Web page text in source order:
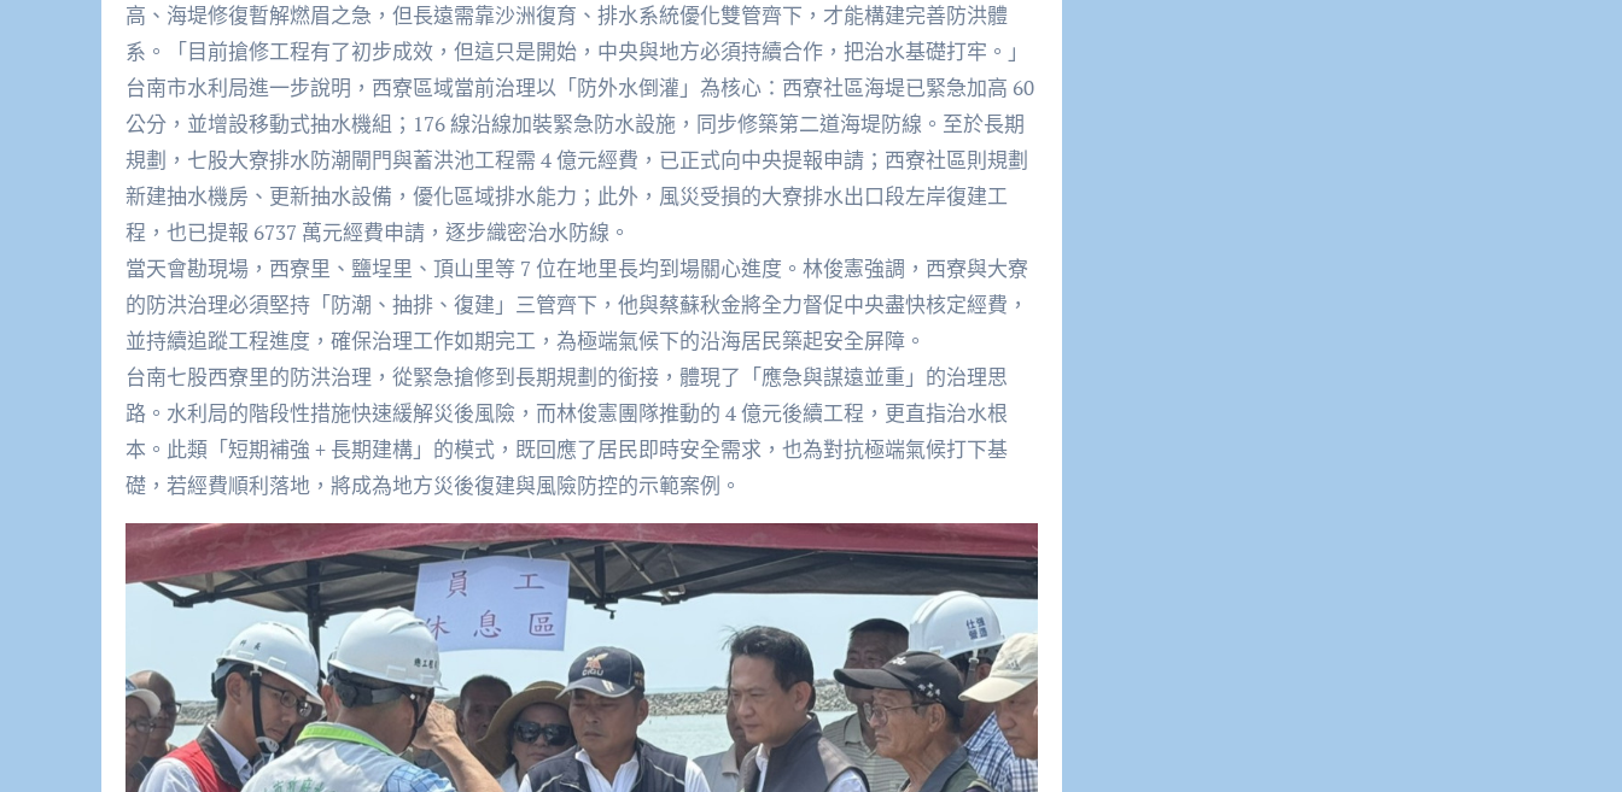
高、海堤修復暫解燃眉之急，但長遠需靠沙洲復育、排水系統優化雙管齊下，才能構建完善防洪體
系。「目前搶修工程有了初步成效，但這只是開始，中央與地方必須持續合作，把治水基礎打牢。」​
台南市水利局進一步說明，西寮區域當前治理以「防外水倒灌」為核心：西寮社區海堤已緊急加高 60
公分，並增設移動式抽水機組；176 線沿線加裝緊急防水設施，同步修築第二道海堤防線。至於長期
規劃，七股大寮排水防潮閘門與蓄洪池工程需 4 億元經費，已正式向中央提報申請；西寮社區則規劃
新建抽水機房、更新抽水設備，優化區域排水能力；此外，風災受損的大寮排水出口段左岸復建工
程，也已提報 6737 萬元經費申請，逐步織密治水防線。​
當天會勘現場，西寮里、鹽埕里、頂山里等 7 位在地里長均到場關心進度。林俊憲強調，西寮與大寮
的防洪治理必須堅持「防潮、抽排、復建」三管齊下，他與蔡蘇秋金將全力督促中央盡快核定經費，
並持續追蹤工程進度，確保治理工作如期完工，為極端氣候下的沿海居民築起安全屏障。​
台南七股西寮里的防洪治理，從緊急搶修到長期規劃的銜接，體現了「應急與謀遠並重」的治理思
路。水利局的階段性措施快速緩解災後風險，而林俊憲團隊推動的 4 億元後續工程，更直指治水根
本。此類「短期補強 + 長期建構」的模式，既回應了居民即時安全需求，也為對抗極端氣候打下基
礎，若經費順利落地，將成為地方災後復建與風險防控的示範案例。